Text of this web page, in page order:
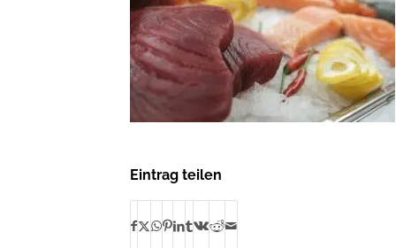
Eintrag teilen